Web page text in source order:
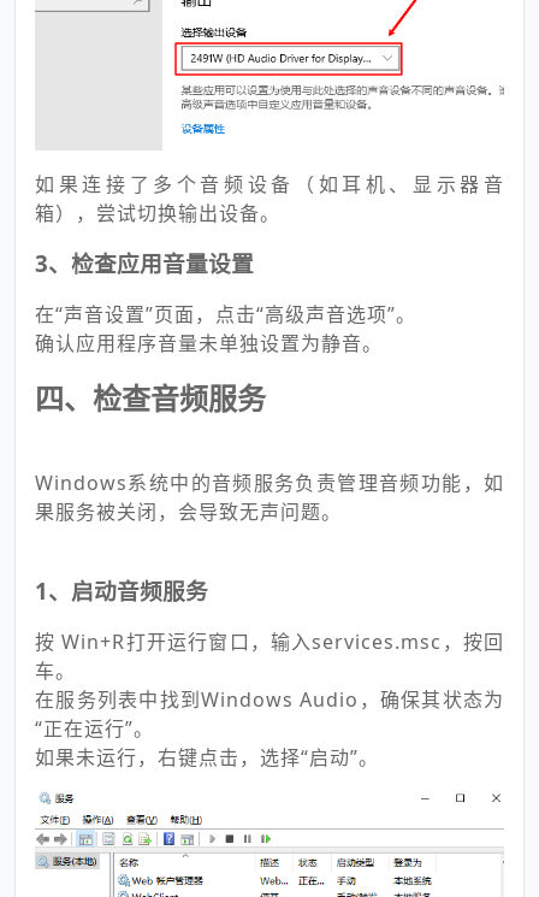
如果连接了多个音频设备（如耳机、显示器音
箱），尝试切换输出设备。
3、检查应用音量设置
在“声音设置”页面，点击“高级声音选项”。
确认应用程序音量未单独设置为静音。
四、检查音频服务
Windows系统中的音频服务负责管理音频功能，如
果服务被关闭，会导致无声问题。
1、启动音频服务
按 Win+R打开运行窗口，输入services.msc，按回
车。
在服务列表中找到Windows Audio，确保其状态为
“正在运行”。
如果未运行，右键点击，选择“启动”。